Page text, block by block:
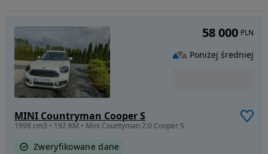
MINI Countryman Cooper S
1998 cm3 • 192 KM • Mini Countyman 2.0 Cooper S
Zweryfikowane dane
58 000 PLN
Poniżej średniej